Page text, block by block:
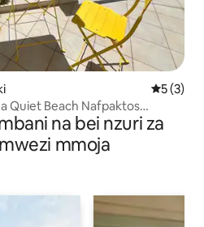
5 (3)
Quiet Beach Nafpaktos
na bei nzuri za
mmoja